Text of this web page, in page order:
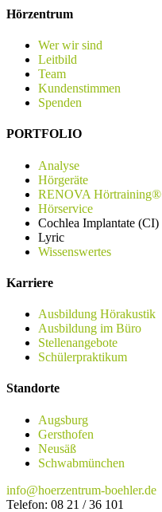
Hörzentrum
Wer wir sind
Leitbild
Team
Kundenstimmen
Spenden
PORTFOLIO
Analyse
Hörgeräte
RENOVA Hörtraining®
Hörservice
Cochlea Implantate (CI)
Lyric
Wissenswertes
Karriere
Ausbildung Hörakustik
Ausbildung im Büro
Stellenangebote
Schülerpraktikum
Standorte
Augsburg
Gersthofen
Neusäß
Schwabmünchen
info@hoerzentrum-boehler.de
Telefon: 08 21 / 36 101